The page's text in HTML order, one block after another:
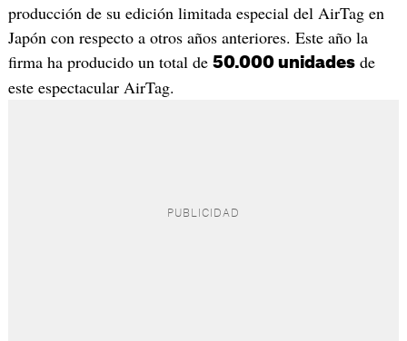
producción de su edición limitada especial del AirTag en
Japón con respecto a otros años anteriores. Este año la
firma ha producido un total de 50.000 unidadesde
este espectacular AirTag.